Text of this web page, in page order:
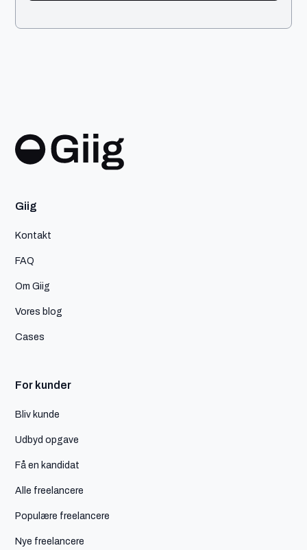
Giig
Kontakt
FAQ
Om Giig
Vores blog
Cases
For kunder
Bliv kunde
Udbyd opgave
Få en kandidat
Alle freelancere
Populære freelancere
Nye freelancere